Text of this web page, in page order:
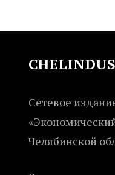
Сетевое
Челябинской